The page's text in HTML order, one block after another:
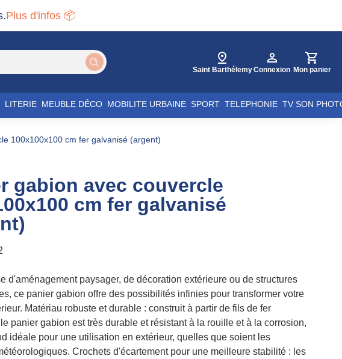
Plus d'infos 📦
Saint BarthélemyConnexion Mon panier
LITERIE MEUBLE DÉCO MOBILITE URBAINE SPORT TELEPHONIE TV SON
100x100x100 cm fer galvanisé (argent)
gabion avec couvercle
cm fer galvanisé
d'aménagement paysager, de décoration extérieure ou de structures
ce panier gabion offre des possibilités infinies pour transformer votre
Matériau robuste et durable : construit à partir de fils de fer
panier gabion est très durable et résistant à la rouille et à la corrosion,
idéale pour une utilisation en extérieur, quelles que soient les
Crochets d'écartement pour une meilleure stabilité : les